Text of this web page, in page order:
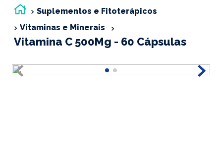
Suplementos e Fitoterápicos
Vitaminas e Minerais
Vitamina C 500Mg - 60 Cápsulas